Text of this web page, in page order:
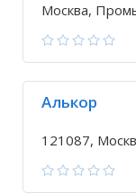
Москва,
Алькор
121087,